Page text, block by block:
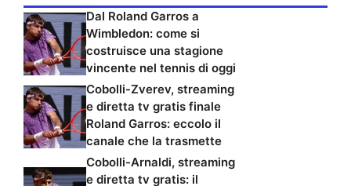
Dal Roland Garros a
Wimbledon: come si
costruisce una stagione
vincente nel tennis di oggi
Cobolli-Zverev, streaming
e diretta tv gratis finale
Roland Garros: eccolo il
canale che la trasmette
Cobolli-Arnaldi, streaming
e diretta tv gratis: il